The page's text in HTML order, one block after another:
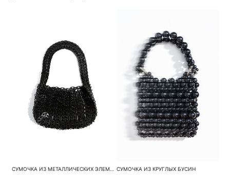
СУМОЧКА ИЗ МЕТАЛЛИЧЕСКИХ ЭЛЕМЕНТОВ СУМОЧКА ИЗ КРУГЛЫХ БУСИН